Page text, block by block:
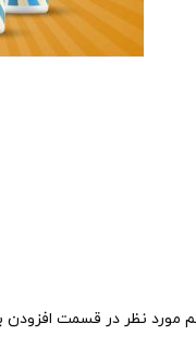
مورد نظر در قسمت